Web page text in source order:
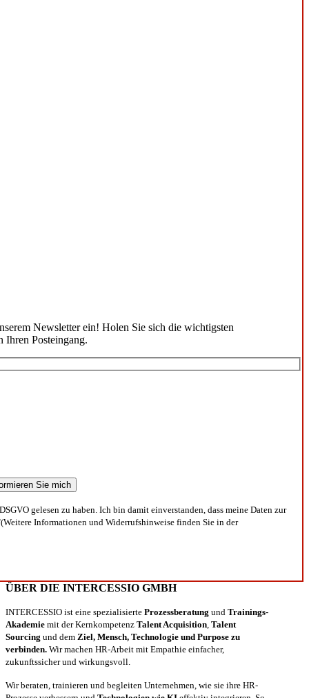
Newsletter ein! Holen Sie sich die wichtigsten
Ihren Posteingang.
gelesen zu haben. Ich bin damit einverstanden, dass meine Daten zur
Informationen und Widerrufshinweise finden Sie in der
ÜBER DIE INTERCESSIO GMBH
INTERCESSIO ist eine spezialisierte Prozessberatung und Trainings-
Akademie mit der Kernkompetenz Talent Acquisition Talent
Sourcing und dem Ziel, Mensch, Technologie und Purpose zu
verbinden. Wir machen HR-Arbeit mit Empathie einfacher,
zukunftssicher und wirkungsvoll.
Wir beraten, trainieren und begleiten Unternehmen, wie sie ihre HR-